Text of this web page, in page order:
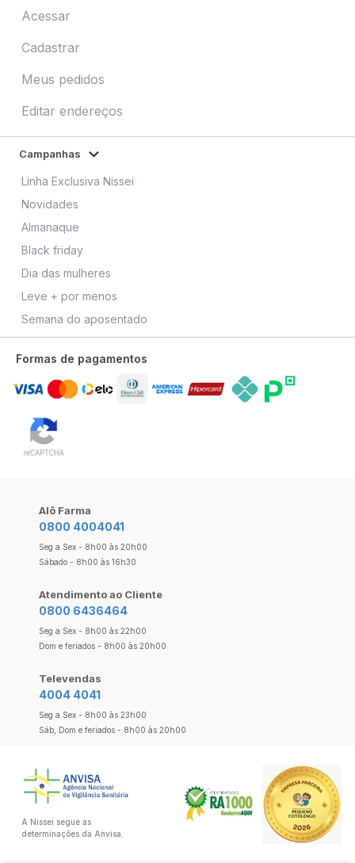
Acessar
Cadastrar
Meus pedidos
Editar endereços
Campanhas
Linha Exclusiva Nissei
Novidades
Almanaque
Black friday
Dia das mulheres
Leve + por menos
Semana do aposentado
Formas de pagamentos
Alô Farma
0800 4004041
Seg a Sex - 8h00 às 20h00
Sábado - 8h00 às 16h30
Atendimento ao Cliente
0800 6436464
Seg a Sex - 8h00 às 22h00
Dom e feriados - 8h00 às 20h00
Televendas
4004 4041
Seg a Sex - 8h00 às 23h00
Sáb, Dom e feriados - 8h00 às 20h00
A Nissei segue as
determinações da Anvisa.